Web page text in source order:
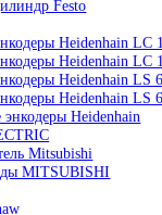
PCB
цилиндр Festo
энкодеры
энкодеры
энкодеры
энкодеры
энкодеры